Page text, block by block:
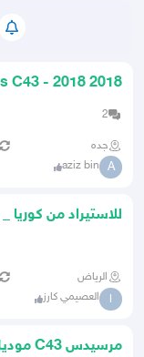
سي 43
2
جده
A
aziz bin
الرياض
ا العصيمي كارز
مرسيدس C43 موديل 2018